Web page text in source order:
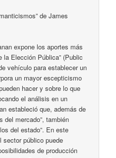
de James
expone los aportes más
la Elección Pública” (Public
vehículo para establecer un
un mayor escepticismo
hacer y sobre lo que
el análisis en un
estableció que, además de
del mercado”, también
del estado”. En este
sector público puede
de producción